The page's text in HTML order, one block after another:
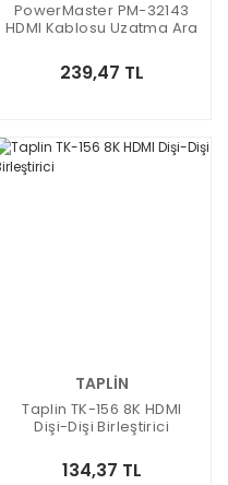
PowerMaster PM-32143
HDMI Kablosu Uzatma Ara
239,47 TL
TAPLİN
Taplin TK-156 8K HDMI
Dişi-Dişi Birleştirici
134,37 TL